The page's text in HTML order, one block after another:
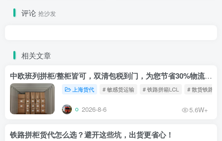
评论 抢沙发
相关文章
中欧班列拼柜/整柜皆可，双清包税到门，为您节省30%物流成本！
上海货代 # 敏感货运输 # 铁路拼箱LCL # 散货铁路
2026-8-6 5.6W+
铁路拼柜货代怎么选？避开这些坑，出货更省心！